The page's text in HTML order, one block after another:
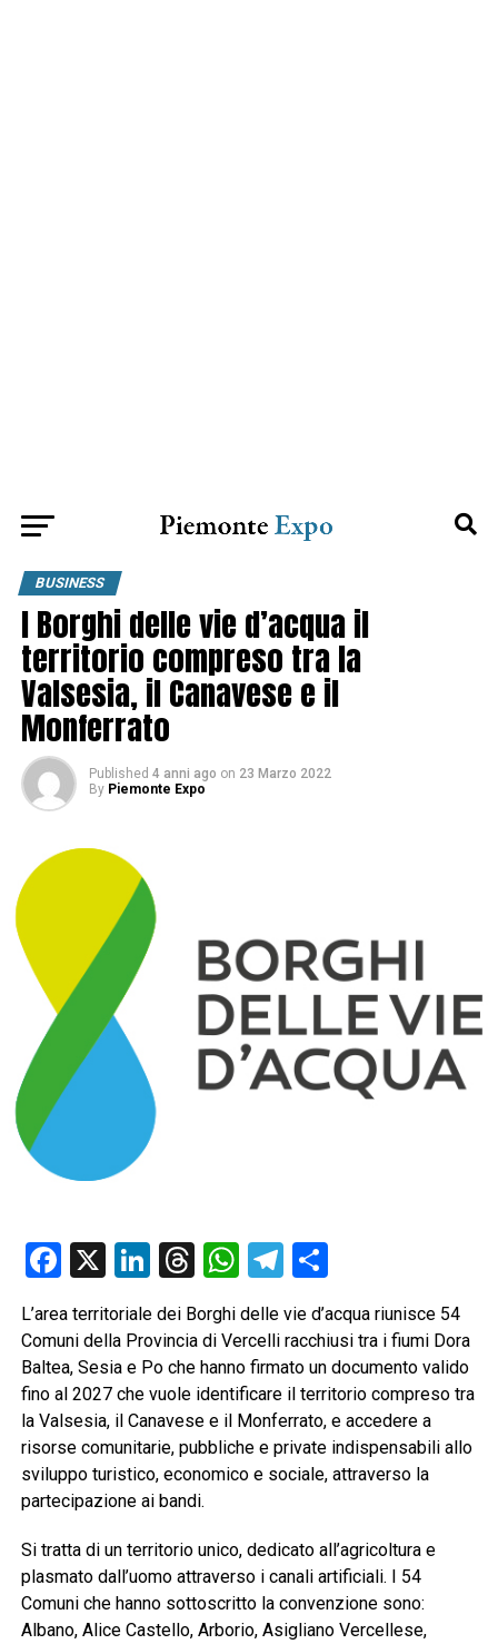
BUSINESS
I Borghi delle vie d’acqua il
territorio compreso tra la
Valsesia, il Canavese e il
Monferrato
Published 4 anni ago on 23 Marzo 2022
By Piemonte Expo
Facebook
X LinkedIn
Threads
WhatsApp
Telegram
Condividi
L’area territoriale dei Borghi delle vie d’acqua riunisce 54
Comuni della Provincia di Vercelli racchiusi tra i fiumi Dora
Baltea, Sesia e Po che hanno firmato un documento valido
fino al 2027 che vuole identificare il territorio compreso tra
la Valsesia, il Canavese e il Monferrato, e accedere a
risorse comunitarie, pubbliche e private indispensabili allo
sviluppo turistico, economico e sociale, attraverso la
partecipazione ai bandi.
Si tratta di un territorio unico, dedicato all’agricoltura e
plasmato dall’uomo attraverso i canali artificiali. I 54
Comuni che hanno sottoscritto la convenzione sono:
Albano, Alice Castello, Arborio, Asigliano Vercellese,